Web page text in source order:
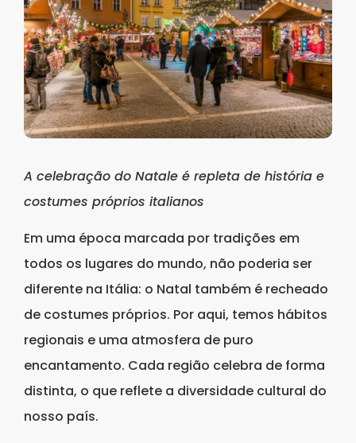
A celebração do Natale é repleta de história e
costumes próprios italianos
Em uma época marcada por tradições em
todos os lugares do mundo, não poderia ser
diferente na Itália: o Natal também é recheado
de costumes próprios. Por aqui, temos hábitos
regionais e uma atmosfera de puro
encantamento. Cada região celebra de forma
distinta, o que reflete a diversidade cultural do
nosso país.